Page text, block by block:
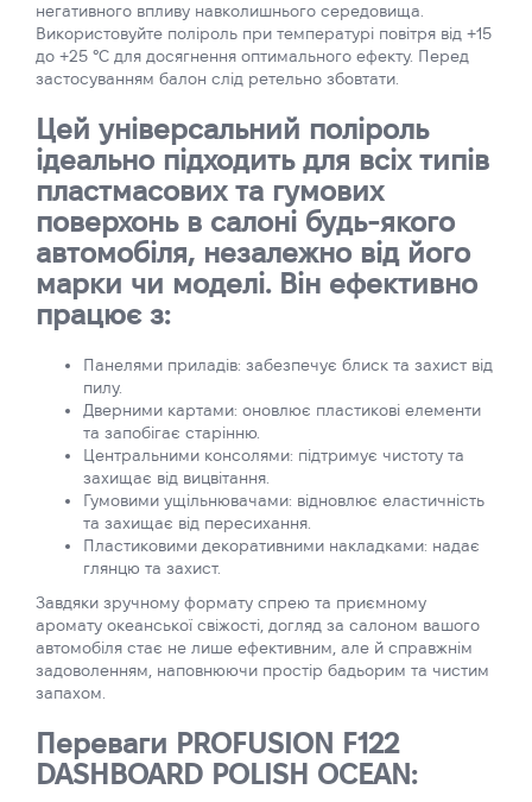
негативного впливу навколишнього середовища.
Використовуйте поліроль при температурі повітря від +15
до +25 °С для досягнення оптимального ефекту. Перед
застосуванням балон слід ретельно збовтати.
Цей універсальний поліроль
ідеально підходить для всіх типів
пластмасових та гумових
поверхонь в салоні будь-якого
автомобіля, незалежно від його
марки чи моделі. Він ефективно
працює з:
Панелями приладів: забезпечує блиск та захист від
пилу.
Дверними картами: оновлює пластикові елементи
та запобігає старінню.
Центральними консолями: підтримує чистоту та
захищає від вицвітання.
Гумовими ущільнювачами: відновлює еластичність
та захищає від пересихання.
Пластиковими декоративними накладками: надає
глянцю та захист.
Завдяки зручному формату спрею та приємному
аромату океанської свіжості, догляд за салоном вашого
автомобіля стає не лише ефективним, але й справжнім
задоволенням, наповнюючи простір бадьорим та чистим
запахом.
Переваги PROFUSION F122
DASHBOARD POLISH OCEAN: